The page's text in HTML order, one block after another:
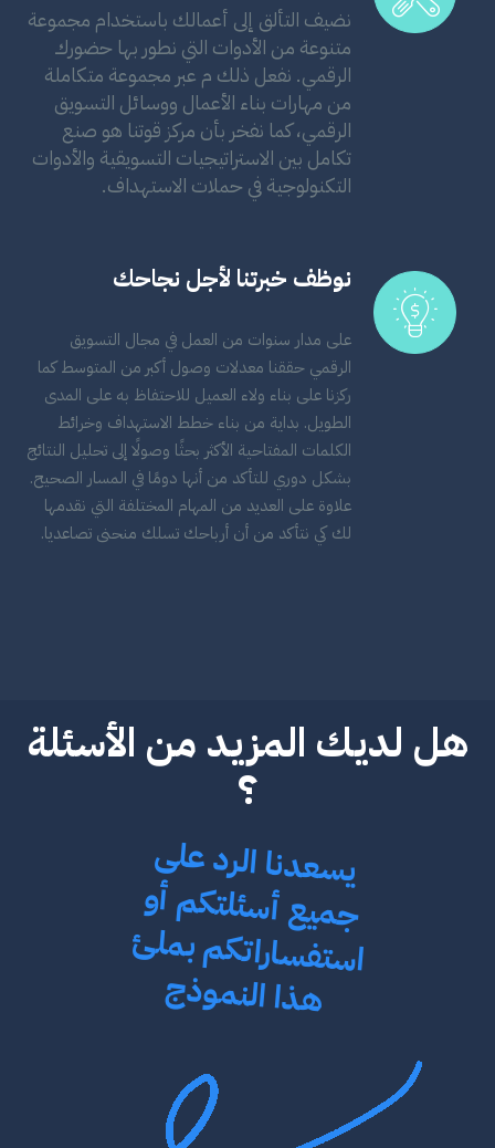
نضيف التألق إلى أعمالك باستخدام مجموعة
متنوعة من الأدوات التي نطور بها حضورك
الرقمي. نفعل ذلك م عبر مجموعة متكاملة
من مهارات بناء الأعمال ووسائل التسويق
الرقمي، كما نفخر بأن مركز قوتنا هو صنع
تكامل بين الاستراتيجيات التسويقية والأدوات
التكنولوجية في حملات الاستهداف.
نوظف خبرتنا لأجل نجاحك
على مدار سنوات من العمل في مجال التسويق
الرقمي حققنا معدلات وصول أكبر من المتوسط كما
ركزنا على بناء ولاء العميل للاحتفاظ به على المدى
الطويل. بداية من بناء خطط الاستهداف وخرائط
الكلمات المفتاحية الأكثر بحثًا وصولًا إلى تحليل النتائج
بشكل دوري للتأكد من أنها دومًا في المسار الصحيح.
علاوة على العديد من المهام المختلفة التي نقدمها
لك كي نتأكد من أن أرباحك تسلك منحنى تصاعديا.
هل لديك المزيد من الأسئلة
؟
ي
سعدنا الرد على
جميع أسئلتكم أو
استف
ساراتكم بملئ
هذا النموذج